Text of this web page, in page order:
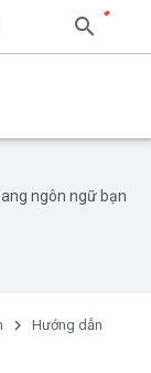
ngôn ngữ bạn
Hướng dẫn